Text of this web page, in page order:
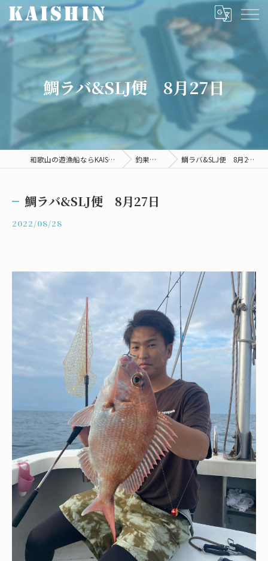
鯛ラバ&SLJ便 8月27日
和歌山の遊漁船ならKAISHIN 釣果情報 鯛ラバ&SLJ便 8月27日
鯛ラバ&SLJ便 8月27日
2022/08/28